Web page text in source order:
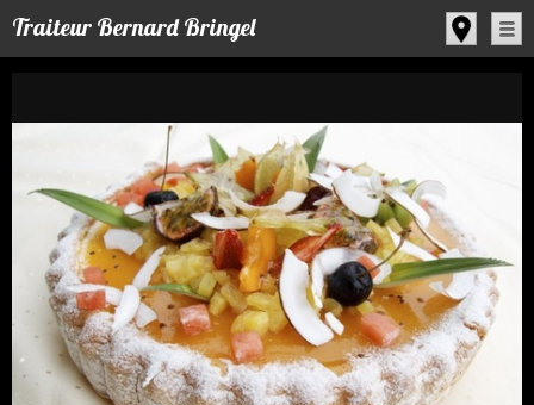
Traiteur Bernard Bringel
Panneau de gestion des cookies